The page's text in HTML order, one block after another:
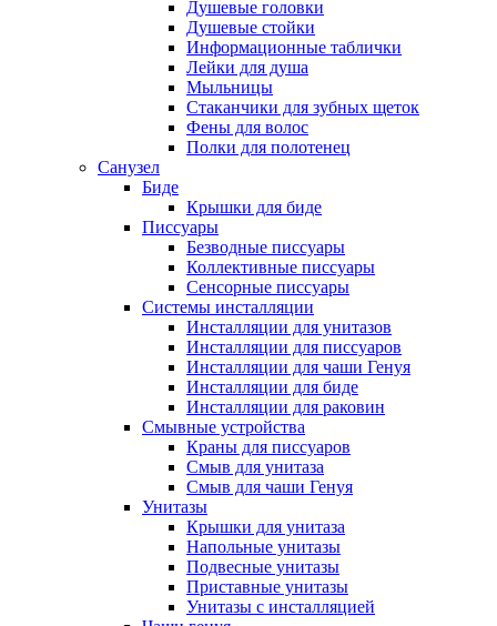
Душевые головки
Душевые стойки
Информационные таблички
Лейки для душа
Мыльницы
Стаканчики для зубных щеток
Фены для волос
Полки для полотенец
Санузел
Биде
Крышки для биде
Писсуары
Безводные писсуары
Коллективные писсуары
Сенсорные писсуары
Системы инсталляции
Инсталляции для унитазов
Инсталляции для писсуаров
Инсталляции для чаши Генуя
Инсталляции для биде
Инсталляции для раковин
Смывные устройства
Краны для писсуаров
Смыв для унитаза
Смыв для чаши Генуя
Унитазы
Крышки для унитаза
Напольные унитазы
Подвесные унитазы
Приставные унитазы
Унитазы с инсталляцией